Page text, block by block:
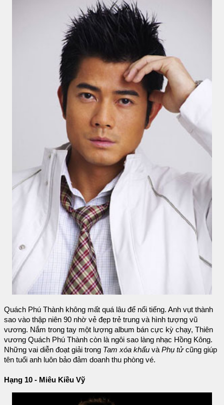
Quách Phú Thành không mất quá lâu để nổi tiếng. Anh vụt thành
sao vào thập niên 90 nhờ vẻ đẹp trẻ trung và hình tượng vũ
vương. Nắm trong tay một lượng album bán cực kỳ chạy, Thiên
vương Quách Phú Thành còn là ngôi sao làng nhạc Hồng Kông.
Những vai diễn đoạt giải trong Tam xóa khẩu và Phụ tửcũng giúp
tên tuổi anh luôn bảo đảm doanh thu phòng vé.
Hạng 10 - Miêu Kiều Vỹ